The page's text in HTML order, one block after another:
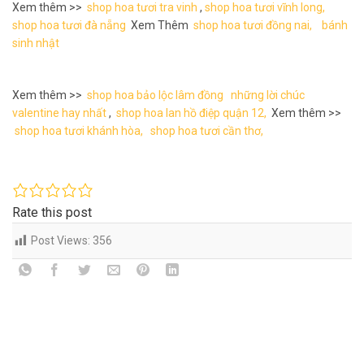
Xem thêm >> shop hoa tươi tra vinh , shop hoa tươi vĩnh long,
shop hoa tươi đà nẵng Xem Thêm shop hoa tươi đồng nai,
bánh
sinh nhật
Xem thêm >> shop hoa bảo lộc lâm đồng
những lời chúc
valentine hay nhất, shop hoa lan hồ điệp quận 12, Xem thêm >>
shop hoa tươi khánh hòa,
shop hoa tươi cần thơ,
Rate this post
Post Views: 356